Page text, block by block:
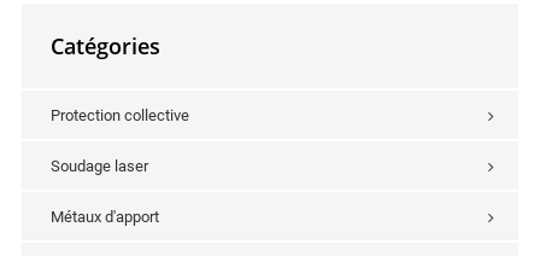
Catégories
Protection collective
Soudage laser
Métaux d'apport